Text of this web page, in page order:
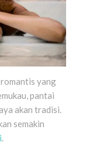
yang
pantai
akan tradisi.
semakin
.